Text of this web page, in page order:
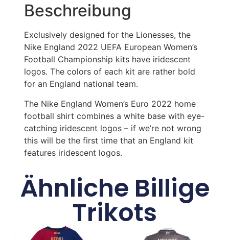
Beschreibung
Exclusively designed for the Lionesses, the
Nike England 2022 UEFA European Women’s
Football Championship kits have iridescent
logos. The colors of each kit are rather bold
for an England national team.
The Nike England Women’s Euro 2022 home
football shirt combines a white base with eye-
catching iridescent logos – if we’re not wrong
this will be the first time that an England kit
features iridescent logos.
Ähnliche Billige
Trikots